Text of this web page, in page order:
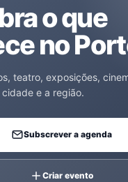
o que
no
teatro, exposições,
e a região.
Subscrever a agenda
Criar evento